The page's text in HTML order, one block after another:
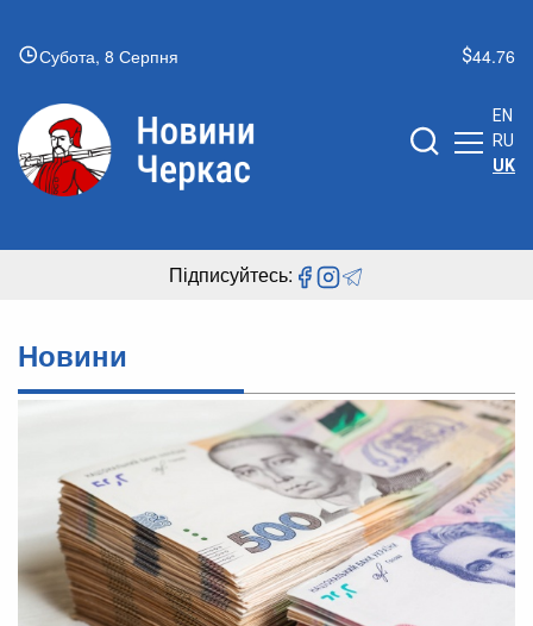
Субота, 8 Серпня 44.76
EN
RU
UK
Підписуйтесь:
Новини